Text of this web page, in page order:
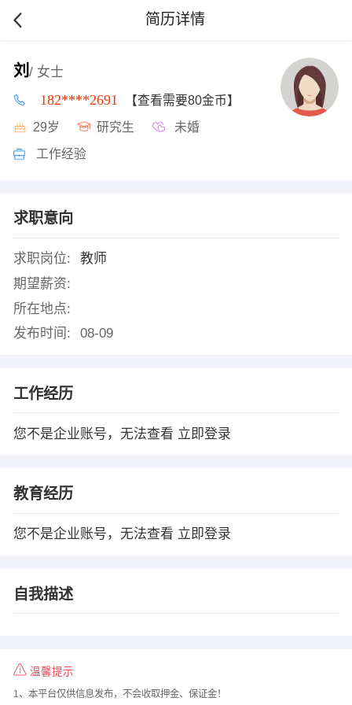
简历详情
刘 / 女士
182****2691 【查看需要80金币】
29岁 研究生 未婚
工作经验
求职意向
求职岗位:
教师
期望薪资:
所在地点:
发布时间:
08-09
工作经历
您不是企业账号，无法查看 立即登录
教育经历
您不是企业账号，无法查看 立即登录
自我描述
温馨提示
1、本平台仅供信息发布，不会收取押金、保证金！